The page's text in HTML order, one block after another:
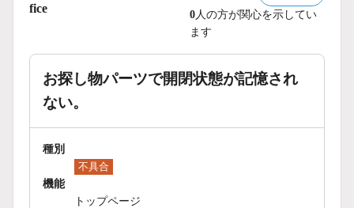
fice
0人の方が関心を示してい
ます
お探し物パーツで開閉状態が記憶され
ない。
種別
不具合
機能
トップページ